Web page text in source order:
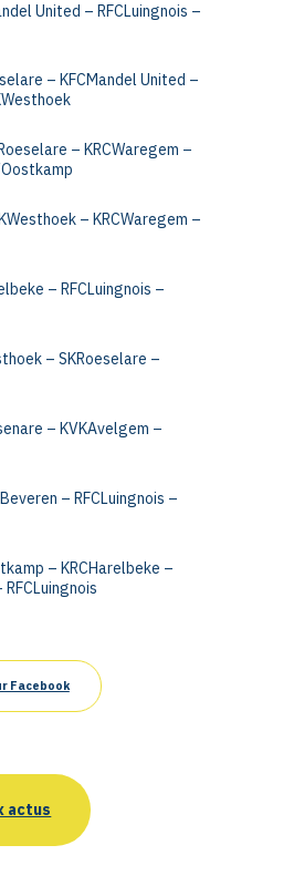
United – RFCLuingnois –
– KFCMandel United –
– KRCWaregem –
– KRCWaregem –
– RFCLuingnois –
– SKRoeselare –
– KVKAvelgem –
– RFCLuingnois –
– KRCHarelbeke –
Facebook
actus